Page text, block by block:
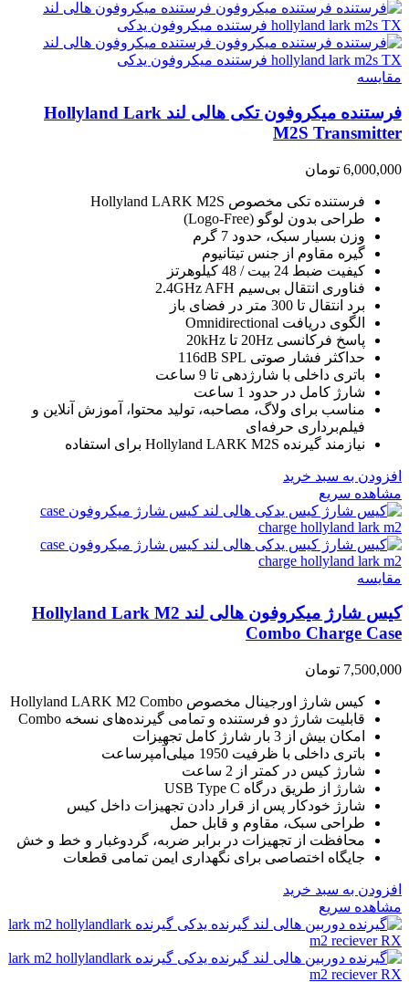
مقایسه
فرستنده میکروفون تکی هالی لند Hollyland Lark
M2S Transmitter
6,000,000 تومان
فرستنده تکی مخصوص Hollyland LARK M2S
طراحی بدون لوگو (Logo-Free)
وزن بسیار سبک، حدود 7 گرم
گیره مقاوم از جنس تیتانیوم
کیفیت ضبط 24 بیت / 48 کیلوهرتز
فناوری انتقال بی‌سیم 2.4GHz AFH
برد انتقال تا 300 متر در فضای باز
الگوی دریافت Omnidirectional
پاسخ فرکانسی 20Hz تا 20kHz
حداکثر فشار صوتی 116dB SPL
باتری داخلی با شارژدهی تا 9 ساعت
شارژ کامل در حدود 1 ساعت
مناسب برای ولاگ، مصاحبه، تولید محتوا، آموزش آنلاین و
فیلم‌برداری حرفه‌ای
نیازمند گیرنده Hollyland LARK M2S برای استفاده
افزودن به سبد خرید
مشاهده سریع
مقایسه
کیس شارژ میکروفون هالی لند Hollyland Lark M2
Combo Charge Case
7,500,000 تومان
کیس شارژ اورجینال مخصوص Hollyland LARK M2 Combo
قابلیت شارژ دو فرستنده و تمامی گیرنده‌های نسخه Combo
امکان بیش از 3 بار شارژ کامل تجهیزات
باتری داخلی با ظرفیت 1950 میلی‌آمپرساعت
شارژ کیس در کمتر از 2 ساعت
شارژ از طریق درگاه USB Type C
شارژ خودکار پس از قرار دادن تجهیزات داخل کیس
طراحی سبک، مقاوم و قابل حمل
محافظت از تجهیزات در برابر ضربه، گردوغبار و خط و خش
جایگاه اختصاصی برای نگهداری ایمن تمامی قطعات
افزودن به سبد خرید
مشاهده سریع